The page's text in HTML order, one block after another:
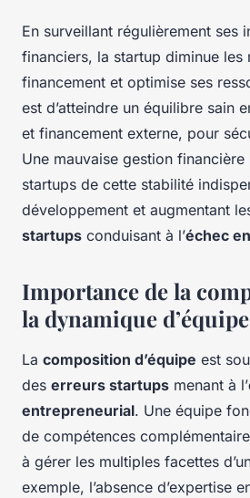
En surveillant régulièrement ses
financiers, la startup diminue les
financement et optimise ses
est d’atteindre un équilibre sain
et financement externe, pour
Une mauvaise gestion
startups de cette stabilité
développement et augmentant
startups conduisant à l’échec
Importance de la
la dynamique d’équipe
La composition d’équipe est
des erreurs startups menant à l’
entrepreneurial. Une équipe
de compétences
à gérer les multiples facettes
exemple, l’absence d’expertise